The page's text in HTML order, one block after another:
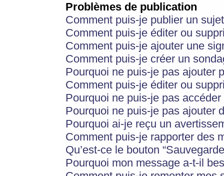
Problèmes de publication
Comment puis-je publier un
Comment puis-je éditer ou
Comment puis-je ajouter une
Comment puis-je créer un
Pourquoi ne puis-je pas ajouter
Comment puis-je éditer ou
Pourquoi ne puis-je pas
Pourquoi ne puis-je pas ajouter
Pourquoi ai-je reçu un
Comment puis-je rapporter des
Qu’est-ce le bouton
Pourquoi mon message a-t-il